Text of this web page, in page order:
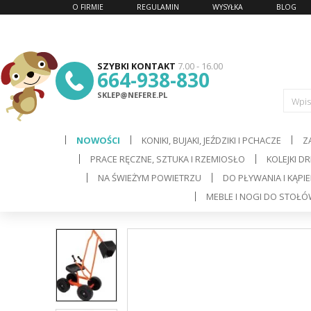
SZYBKI KONTAKT 7.00 - 16.00
664-938-830
SKLEP@NEFERE.PL
O FIRMIE REGULAMIN WYSYŁKA BLOG
NOWOŚCI KONIKI, BUJAKI, JEŹDZIKI I PCHACZE
PRACE RĘCZNE, SZTUKA I RZEMIOSŁO
KOLEJKI
NA ŚWIEŻYM POWIETRZU
DO PŁYWANIA I
MEBLE I NOGI DO